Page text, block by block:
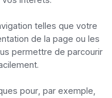
telles que votre
de la page ou les
permettre de parcourir
pour, par exemple,